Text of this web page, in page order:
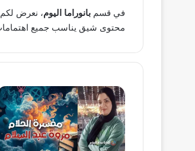
في قسم بانوراما اليوم، نعرض لكم
محتوى شيق يناسب جميع